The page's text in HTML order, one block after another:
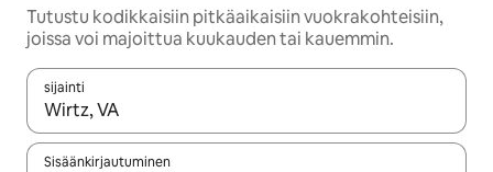
Tutustu kodikkaisiin pitkäaikaisiin vuokrakohteisiin,
joissa voi majoittua kuukauden tai kauemmin.
sijainti
Kun tulokset ovat saatavilla, navigoi ylös- ja alas-
Sisäänkirjautuminen